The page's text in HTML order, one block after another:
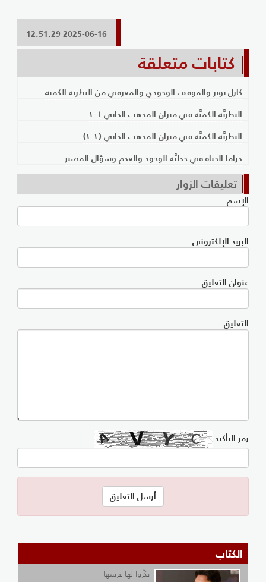
2025-06-16 12:51:29
كتابات متعلقة
كارل بوبر والموقف الوجودي والمعرفي من النظرية الكمية
النظريَّة الكميَّة في ميزان المذهب الذاتي ١-٢
النظريَّة الكميَّة في ميزان المذهب الذاتي (٢-٢)
دراما الحياة في جدليَّة الوجود والعدم وسؤال المصير
تعليقات الزوار
الإسم
البريد الإلكتروني
عنوان التعليق
التعليق
رمز التأكيد
الكتاب
نكِّروا لها عرشها